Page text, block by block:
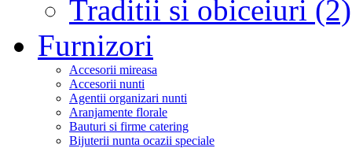
Traditii si obiceiuri (2)
Furnizori
Accesorii mireasa
Accesorii nunti
Agentii organizari nunti
Aranjamente florale
Bauturi si firme catering
Bijuterii nunta ocazii speciale